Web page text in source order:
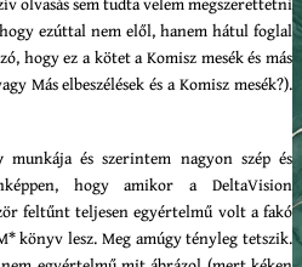
ezúttal nem elől, hanem hátul foglal
hogy ez a kötet a Komisz mesék és más
Más elbeszélések és a Komisz mesék?).
munkája és szerintem nagyon szép és
hogy amikor a DeltaVision
feltűnt teljesen egyértelmű volt a fakó
könyv lesz. Meg amúgy tényleg tetszik.